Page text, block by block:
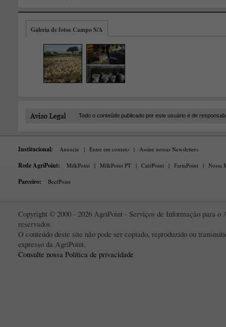
Galeria de fotos Campo S/A
Todo o conteúdo publicado por este usuário é de
Institucional: Anuncie | Entre em contato | Assine nossas Newsletters
Rede AgriPoint: MilkPoint | MilkPoint PT | CaféPoint | FarmPoint | Nossa
Parceiro: BeefPoint
Copyright © 2000 - 2026 AgriPoint - Serviços de Informação para o
reservados
O conteúdo deste site não pode ser copiado, reproduzido ou
expresso da AgriPoint.
Consulte nossa Política de privacidade